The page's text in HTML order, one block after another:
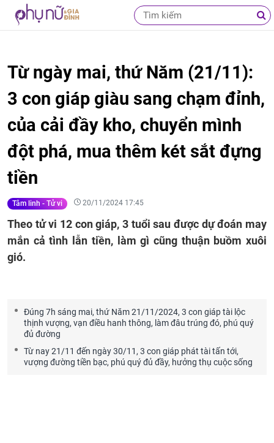
Từ ngày mai, thứ Năm (21/11):
3 con giáp giàu sang chạm đỉnh,
của cải đầy kho, chuyển mình
đột phá, mua thêm két sắt đựng
tiền
Tâm linh - Tử vi 20/11/2024 17:45
Theo tử vi 12 con giáp, 3 tuổi sau được dự đoán may
mắn cả tình lẫn tiền, làm gì cũng thuận buồm xuôi
gió.
Đúng 7h sáng mai, thứ Năm 21/11/2024, 3 con giáp tài lộc
thịnh vượng, vạn điều hanh thông, làm đâu trúng đó, phú quý
đủ đường
Từ nay 21/11 đến ngày 30/11, 3 con giáp phát tài tấn tới,
vượng đường tiền bạc, phú quý đủ đầy, hưởng thụ cuộc sống